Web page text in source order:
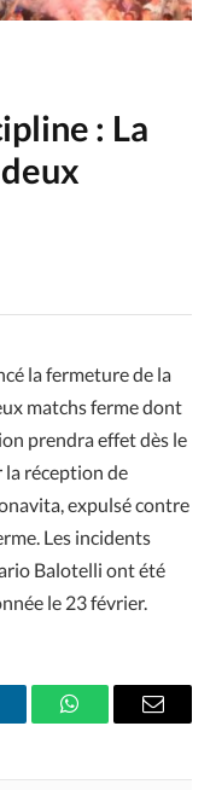
: La
la fermeture de la
matchs ferme dont
prendra effet dès le
la réception de
expulsé contre
Les incidents
Balotelli ont été
le 23 février.
WhatsAppEmail